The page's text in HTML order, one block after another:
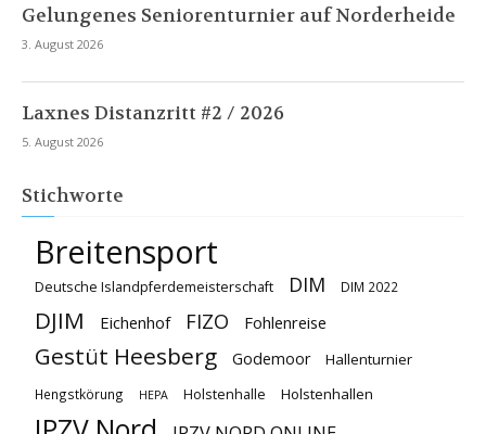
Gelungenes Seniorenturnier auf Norderheide
3. August 2026
Laxnes Distanzritt #2 / 2026
5. August 2026
Stichworte
Breitensport
Deutsche Islandpferdemeisterschaft DIM DIM 2022
DJIM Eichenhof FIZO Fohlenreise
Gestüt Heesberg Godemoor Hallenturnier
Hengstkörung HEPA Holstenhalle Holstenhallen